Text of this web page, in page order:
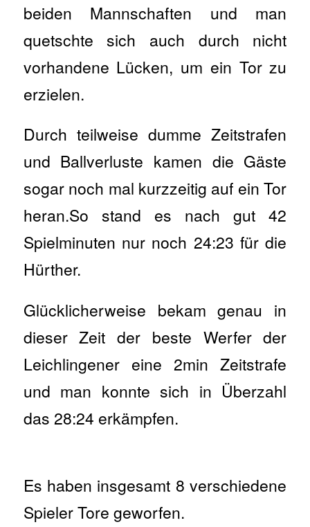
beiden Mannschaften und man
quetschte sich auch durch nicht
vorhandene Lücken, um ein Tor zu
erzielen.
Durch teilweise dumme Zeitstrafen
und Ballverluste kamen die Gäste
sogar noch mal kurzzeitig auf ein Tor
heran.So stand es nach gut 42
Spielminuten nur noch 24:23 für die
Hürther.
Glücklicherweise bekam genau in
dieser Zeit der beste Werfer der
Leichlingener eine 2min Zeitstrafe
und man konnte sich in Überzahl
das 28:24 erkämpfen.
Es haben insgesamt 8 verschiedene
Spieler Tore geworfen.